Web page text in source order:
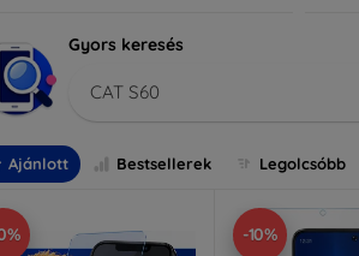
Gyors keresés
CAT S60
Ajánlott Bestsellerek Legolcsóbb
-10%